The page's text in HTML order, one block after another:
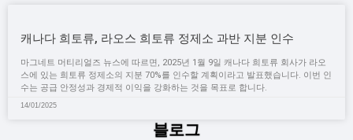
캐나다 희토류, 라오스 희토류 정제소 과반 지분 인수
마그네트 머티리얼즈 뉴스에 따르면, 2025년 1월 9일 캐나다 희토류 회사가 라오
스에 있는 희토류 정제소의 지분 70%를 인수할 계획이라고 발표했습니다. 이번 인
수는 공급 안정성과 경제적 이익을 강화하는 것을 목표로 합니다.
14/01/2025
블로그